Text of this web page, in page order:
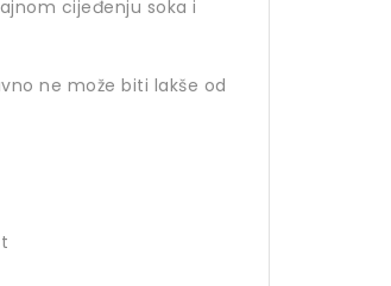
cijeđenju soka i
ne može biti lakše od